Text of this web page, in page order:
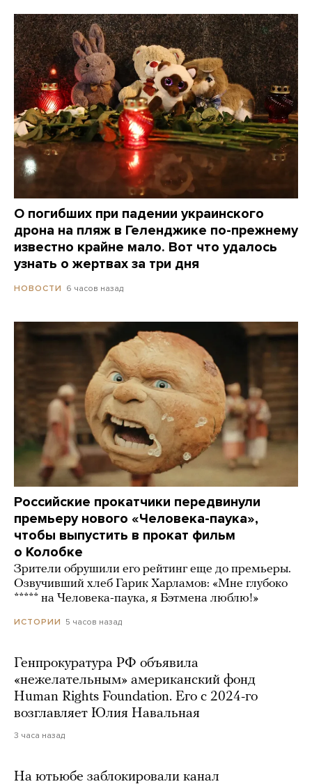
О погибших при падении украинского
дрона на пляж в Геленджике по-прежнему
известно крайне мало. Вот что удалось
узнать о жертвах за три дня
НОВОСТИ 6 часов назад
Российские прокатчики передвинули
премьеру нового «Человека-паука»,
чтобы выпустить в прокат фильм
о Колобке
Зрители обрушили его рейтинг еще до премьеры.
Озвучивший хлеб Гарик Харламов: «Мне глубоко
***** на Человека-паука, я Бэтмена люблю!»
ИСТОРИИ 5 часов назад
Генпрокуратура РФ объявила
«нежелательным» американский фонд
Human Rights Foundation. Его с 2024-го
возглавляет Юлия Навальная
3 часа назад
На ютьюбе заблокировали канал